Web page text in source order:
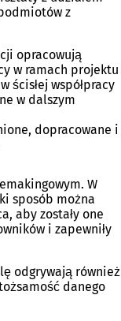
z
opracowują
w ramach projektu
ścisłej współpracy
w dalszym
dopracowane i
W
sposób można
aby zostały one
i zapewniły
odgrywają również
danego